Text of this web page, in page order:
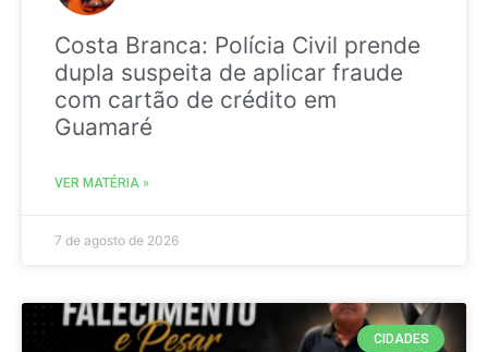
Costa Branca: Polícia Civil prende
dupla suspeita de aplicar fraude
com cartão de crédito em
Guamaré
VER MATÉRIA »
7 de agosto de 2026
CIDADES